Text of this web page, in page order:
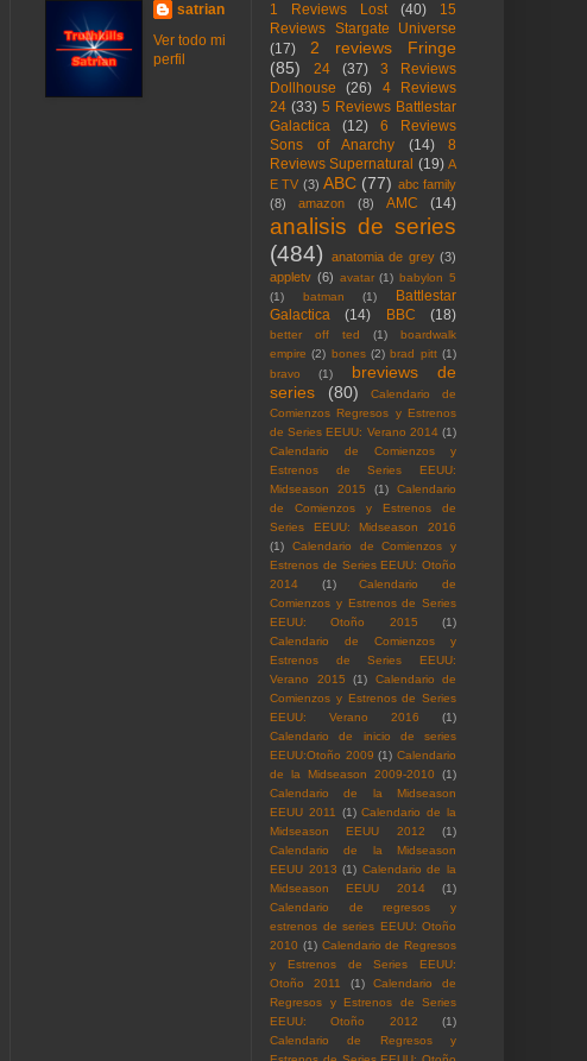
satrian
Ver todo mi
perfil
1 Reviews Lost (40)
15
Reviews Stargate Universe
(17)
2 reviews Fringe
(85)
24 (37)
3 Reviews
Dollhouse
(26)
4 Reviews
24 (33) 5 Reviews Battlestar
Galactica
(12)
6 Reviews
Sons of Anarchy
(14)
8
Reviews Supernatural (19) A
E TV (3) ABC (77) abc family
(8)
amazon (8) AMC (14)
analisis de series
(484)
anatomia de grey (3)
appletv (6) avatar (1) babylon 5
(1)
batman (1)
Battlestar
Galactica
(14) BBC (18)
better off ted (1)
boardwalk
empire (2) bones (2) brad pitt (1)
bravo
(1)
breviews de
series
(80)
Calendario de
Comienzos Regresos y Estrenos
de Series EEUU: Verano 2014 (1)
Calendario de Comienzos y
Estrenos de Series EEUU:
Midseason 2015
(1)
Calendario
de Comienzos y Estrenos de
Series EEUU: Midseason 2016
(1)
Calendario de Comienzos y
Estrenos de Series EEUU: Otoño
2014
(1)
Calendario de
Comienzos y Estrenos de Series
EEUU: Otoño 2015
(1)
Calendario de Comienzos y
Estrenos de Series EEUU:
Verano 2015
(1)
Calendario de
Comienzos y Estrenos de Series
EEUU: Verano 2016
(1)
Calendario de inicio de series
EEUU:Otoño 2009 (1) Calendario
de la Midseason 2009-2010
(1)
Calendario de la Midseason
EEUU 2011 (1) Calendario de la
Midseason EEUU 2012
(1)
Calendario de la Midseason
EEUU 2013 (1) Calendario de la
Midseason EEUU 2014
(1)
Calendario de regresos y
estrenos de series EEUU: Otoño
2010 (1) Calendario de Regresos
y Estrenos de Series EEUU:
Otoño 2011
(1)
Calendario de
Regresos y Estrenos de Series
EEUU: Otoño 2012
(1)
Calendario de Regresos y